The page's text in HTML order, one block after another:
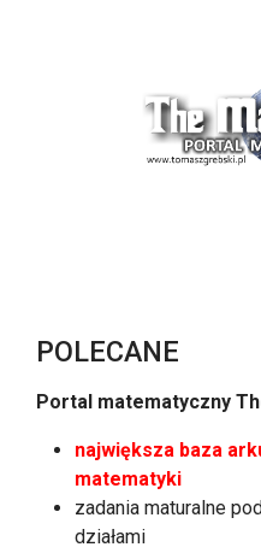
POLECANE
Portal matematyczny
największa baza
matematyki
zadania maturalne
działami